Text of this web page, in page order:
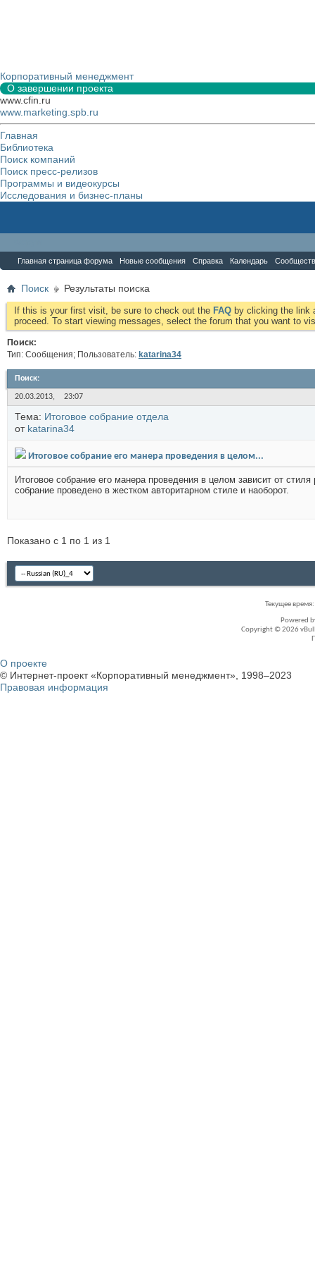
Корпоративный менеджмент
О завершении проекта
www.cfin.ru
www.marketing.spb.ru
Главная
Библиотека
Поиск компаний
Поиск пресс-релизов
Программы и видеокурсы
Исследования и бизнес-планы
Главная страница форума Новые сообщения Справка Календарь
Поиск Результаты поиска
If this is your first visit, be sure to check out the FAQ by clicking the link
proceed. To start viewing messages, select the forum that you want to
Поиск:
Тип: Сообщения; Пользователь: katarina34
Поиск:
20.03.2013, 23:07
Тема: Итоговое собрание отдела
от katarina34
Итоговое собрание его манера проведения в целом...
Итоговое собрание его манера проведения в целом зависит от
собрание проведено в жестком авторитарном стиле и наоборот.
Показано с 1 по 1 из 1
Текущее время:
Powered
Copyright © 2026
О проекте
© Интернет-проект «Корпоративный менеджмент», 1998–2023
Правовая информация